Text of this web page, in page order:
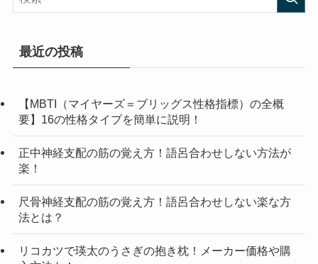
最近の投稿
【MBTI（マイヤーズ＝ブリッグス性格指標）の全概
要】16の性格タイプを簡単に説明！
正中神経支配の筋の覚え方！語呂合わせしない方法が
楽！
尺骨神経支配の筋の覚え方！語呂合わせしない楽な方
法とは？
リコカツで瑛太のうさぎの抱き枕！メーカー価格や購